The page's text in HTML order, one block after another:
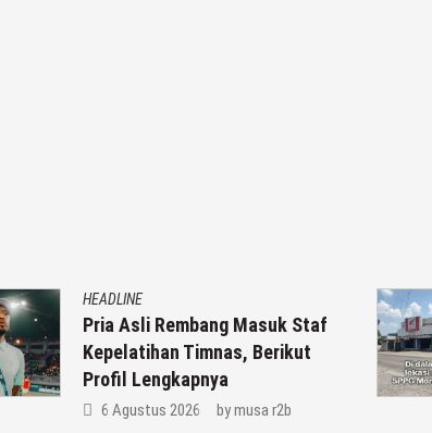
HEADLINE
Pria Asli Rembang Masuk Staf
Kepelatihan Timnas, Berikut
Profil Lengkapnya
6 Agustus 2026 bymusa r2b